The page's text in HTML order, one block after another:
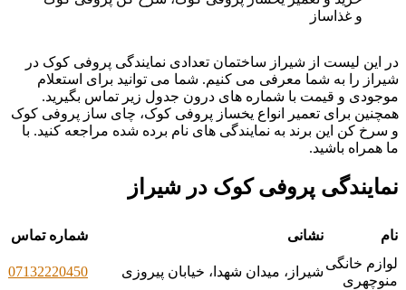
در این لیست از شیراز ساختمان تعدادی نمایندگی پروفی کوک در
شیراز را به شما معرفی می کنیم. شما می توانید برای استعلام
موجودی و قیمت با شماره های درون جدول زیر تماس بگیرید.
همچنین برای تعمیر انواع یخساز پروفی کوک، چای ساز پروفی کوک
و سرخ کن این برند به نمایندگی های نام برده شده مراجعه کنید. با
ما همراه باشید.
نمایندگی پروفی کوک در شیراز
نام نشانی
شماره تماس
لوازم خانگی
منوچهری
شیراز، میدان شهدا، خیابان پیروزی
07132220450